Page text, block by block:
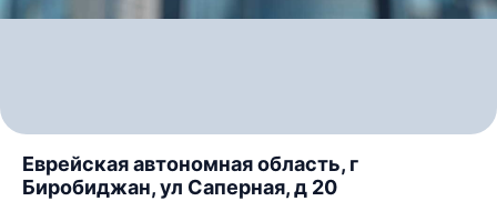
Еврейская автономная область, г
Биробиджан, ул Саперная, д 20